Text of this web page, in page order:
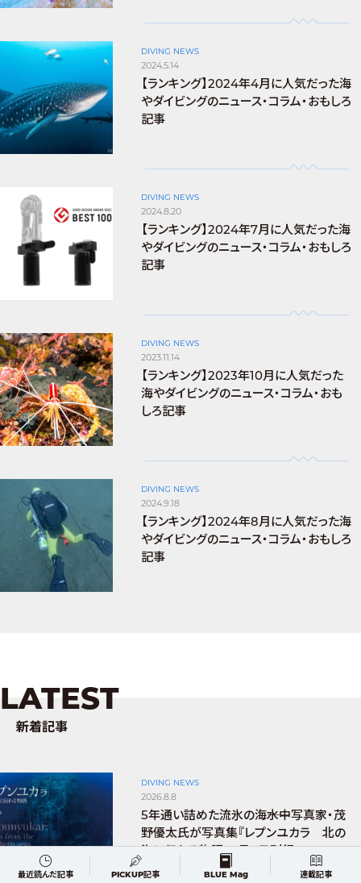
DIVING NEWS
2024.5.14
【ランキング】2024年4月に人気だった海
やダイビングのニュース・コラム・おもしろ
記事
DIVING NEWS
2024.8.20
【ランキング】2024年7月に人気だった海
やダイビングのニュース・コラム・おもしろ
記事
DIVING NEWS
2023.11.14
【ランキング】2023年10月に人気だった
海やダイビングのニュース・コラム・おも
しろ記事
DIVING NEWS
2024.9.18
【ランキング】2024年8月に人気だった海
やダイビングのニュース・コラム・おもしろ
記事
LATEST
新着記事
DIVING NEWS
2026.8.8
5年通い詰めた流氷の海――水中写真家・茂
野優太氏が写真集『レプンユカラ 北の
海に伝わる物語』8月8日刊行
最近読んだ記事 PICKUP記事 BLUE Mag 連載記事